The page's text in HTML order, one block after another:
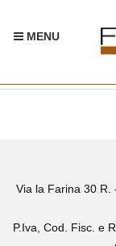
MENU
Via la Farina 30 R.
P.Iva, Cod. Fisc. e